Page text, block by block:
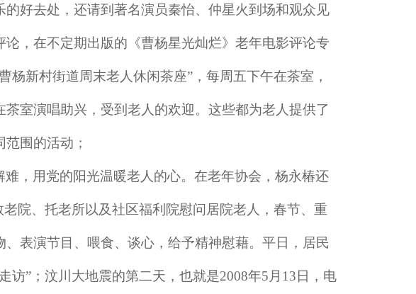
好去处，还请到著名演员秦怡、仲星火到场和观众见
，在不定期出版的《曹杨星光灿烂》老年电影评论专
杨新村街道周末老人休闲茶座”，每周五下午在茶室，
室演唱助兴，受到老人的欢迎。这些都为老人提供了
围的活动；
，用党的阳光温暖老人的心。在老年协会，杨永椿还
院、托老所以及社区福利院慰问居院老人，春节、重
表演节目、喂食、谈心，给予精神慰藉。平日，居民
访”；汶川大地震的第二天，也就是2008年5月13日，电